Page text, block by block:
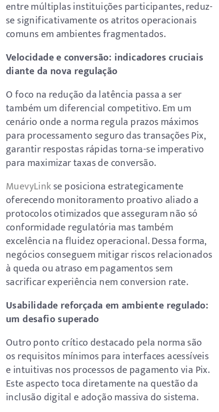
entre múltiplas instituições participantes, reduz-
se significativamente os atritos operacionais
comuns em ambientes fragmentados.
Velocidade e conversão: indicadores cruciais
diante da nova regulação
O foco na redução da latência passa a ser
também um diferencial competitivo. Em um
cenário onde a norma regula prazos máximos
para processamento seguro das transações Pix,
garantir respostas rápidas torna-se imperativo
para maximizar taxas de conversão.
MuevyLinkse posiciona estrategicamente
oferecendo monitoramento proativo aliado a
protocolos otimizados que asseguram não só
conformidade regulatória mas também
excelência na fluidez operacional. Dessa forma,
negócios conseguem mitigar riscos relacionados
à queda ou atraso em pagamentos sem
sacrificar experiência nem conversion rate.
Usabilidade reforçada em ambiente regulado:
um desafio superado
Outro ponto crítico destacado pela norma são
os requisitos mínimos para interfaces acessíveis
e intuitivas nos processos de pagamento via Pix.
Este aspecto toca diretamente na questão da
inclusão digital e adoção massiva do sistema.